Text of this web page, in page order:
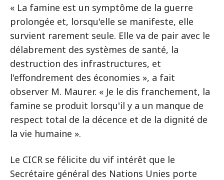
« La famine est un symptôme de la guerre
prolongée et, lorsqu'elle se manifeste, elle
survient rarement seule. Elle va de pair avec le
délabrement des systèmes de santé, la
destruction des infrastructures, et
l'effondrement des économies », a fait
observer M. Maurer. « Je le dis franchement, la
famine se produit lorsqu'il y a un manque de
respect total de la décence et de la dignité de
la vie humaine ».
Le CICR se félicite du vif intérêt que le
Secrétaire général des Nations Unies porte